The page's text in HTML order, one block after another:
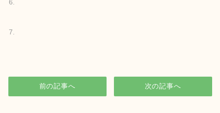
前の記事へ 次の記事へ